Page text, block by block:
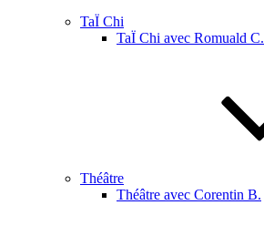
TaÏ Chi
TaÏ Chi avec Romuald C.
Théâtre
Théâtre avec Corentin B.